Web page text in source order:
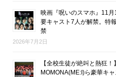
映画『呪いのスマホ』11
要キャスト7人が解禁。特
禁
2026年7月2日
【全校生徒が絶叫と熱狂！
MOMONA(ME:I)ら豪華キ